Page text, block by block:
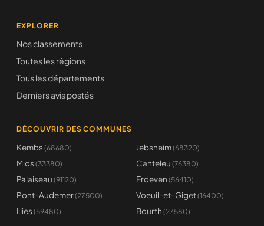
EXPLORER
Nos classements
Toutes les régions
Tous les départements
Derniers avis postés
DÉCOUVRIR DES COMMUNES
Kembs (68680) Jebsheim(68320)
Mios (33380) Canteleu (76380)
Palaiseau (91120) Erdeven (56410)
Pont-Audemer(27500) Voeuil-et-Giget(16400)
Illies (59480) Bourth (27580)